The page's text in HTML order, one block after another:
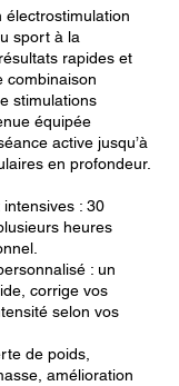
électrostimulation
sport à la
rapides et
combinaison
stimulations
équipée
active jusqu’à
en profondeur.
: 30
heures
: un
corrige vos
selon vos
de poids,
amélioration